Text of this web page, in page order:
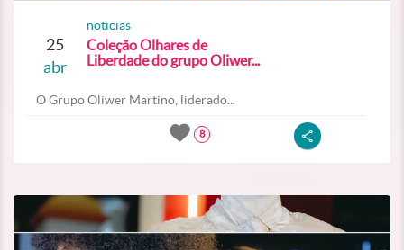
25
abr
noticias
Coleção Olhares de
Liberdade do grupo Oliwer...
O Grupo Oliwer Martino, liderado...
8